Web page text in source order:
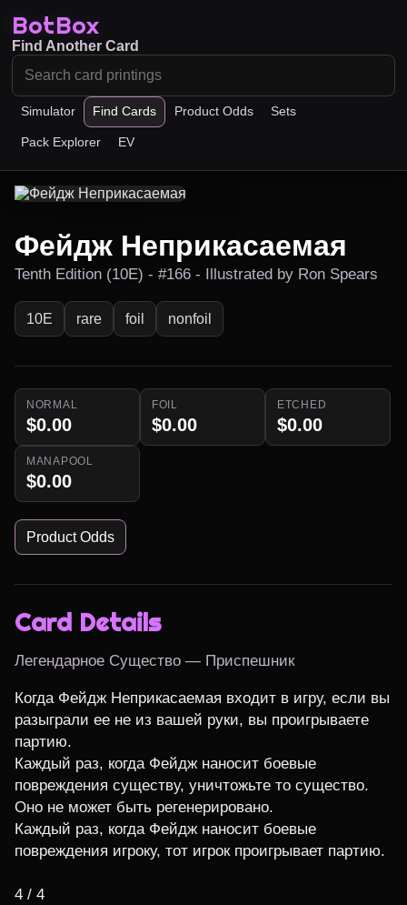
BotBox
Simulator Find Cards Product Odds Sets
Pack Explorer EV
Find Another Card
Фейдж Неприкасаемая
Tenth Edition (10E) - #166 - Illustrated by Ron Spears
10E rare foil nonfoil
NORMAL
$0.00
FOIL
$0.00
ETCHED
$0.00
MANAPOOL
$0.00
Product Odds
Card Details
Легендарное Существо — Приспешник
Когда Фейдж Неприкасаемая входит в игру, если вы
разыграли ее не из вашей руки, вы проигрываете
партию.
Каждый раз, когда Фейдж наносит боевые
повреждения существу, уничтожьте то существо.
Оно не может быть регенерировано.
Каждый раз, когда Фейдж наносит боевые
повреждения игроку, тот игрок проигрывает партию.
4 / 4